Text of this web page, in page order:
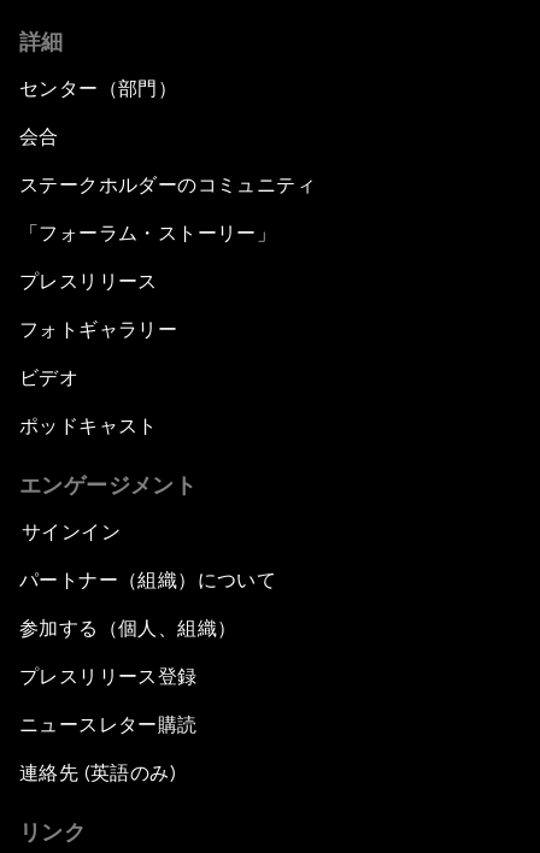
詳細
センター（部門）
会合
ステークホルダーのコミュニティ
「フォーラム・ストーリー」
プレスリリース
フォトギャラリー
ビデオ
ポッドキャスト
エンゲージメント
サインイン
パートナー（組織）について
参加する（個人、組織）
プレスリリース登録
ニュースレター購読
連絡先 (英語のみ)
リンク